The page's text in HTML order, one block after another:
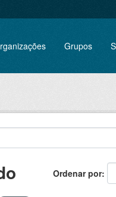
Grupos
Ordenar por